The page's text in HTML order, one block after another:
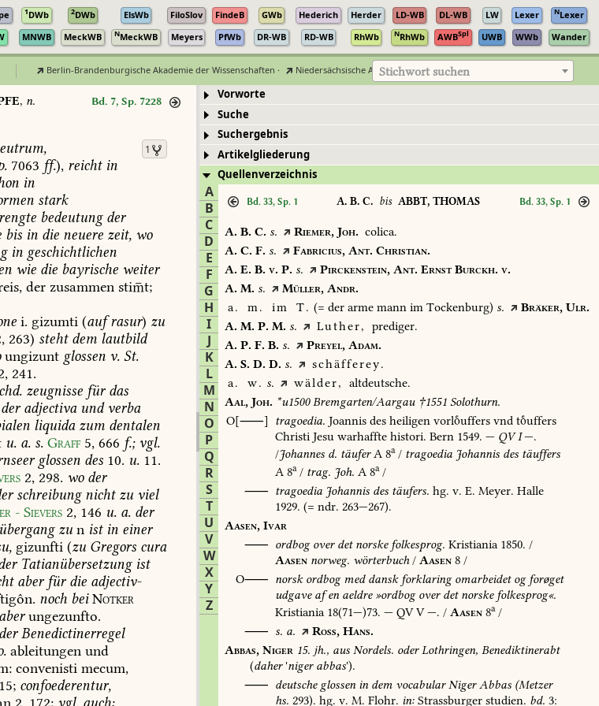
1DWb 2DWb ElsWb FiloSlov FindeB GWb Hederich Herder LD-WB DL-WB LW Lexer NLexer
MNWB MeckWB NMeckWB Meyers PfWb DR-WB RD-WB RhWb NRhWb AWBSpl UWB WWb Wander
Berlin-Brandenburgische Akademie der Wissenschaften · Niedersächsische Akademie der Wissenschaften zu Göttingen
Stichwort suchen
, n. Bd. 7, Sp. 7228
1
7063 ff.), reichtin
in
stark
bedeutungder
bis in die neuere zeit, wo
in geschichtlichen
wie die bayrische weiter
der zusammen stit;
i. gizumti (aufrasur) zu
263) stehtdem lautbild
ungizunt glossen v. St.
241.
zeugnisse fürdas
deradjectivaundverba
liquidazum dentalen
u. a. s. Graff 5, 666 f.;vgl.
glossen des 10. u. 11.
2, 298. woder
schreibungnichtzu viel
- Sievers 2, 146 u. a. der
zu n istin einer
gizunfti (zu Gregors cura
Tatianübersetzungist
aberfürdie adjectiv-
noch bei Notker
aberungezunfto.
Benedictinerregel
ableitungen und
convenisti mecum,
; confoederentur,
Vorworte
Suche
Suchergebnis
Artikelgliederung
Quellenverzeichnis
A
B
C
D
E
F
G
H
I
J
K
L
M
N
O
P
Q
R
S
T
U
V
W
X
Y
Z
Bd. 33, Sp. 1 A. B. C. bis ABBT, THOMAS Bd. 33, Sp. 1
A. B. C. s. Riemer, Joh. colica.
A. C. F. s. Fabricius, Ant. Christian.
A. E. B. v. P. s. Pirckenstein, Ant. ErnstBurckh. v.
A. M. s. Müller, Andr.
a.
m. im T. (= der arme mann im Tockenburg) s. Bräker, Ulr.
A. M. P. M. s. Luther,
prediger.
A. P. F. B. s. Preyel, Adam.
A. S. D. D. s.
schäfferey.
a.
w. s. wälder,
altdeutsche.
Aal, Joh. *u1500Bremgarten/Aargau†1551 Solothurn.
O[⸺]
tragoedia. Joannis des heiligen vorluffers vnd tuffers
Christi Jesu warhaffte histori. Bern 1549. — QVI—.
/Johannes d. täuferA 8a/ tragoedia Johannis des täuffers
A 8a/ trag. Joh. A 8a/
⸺ tragoedia Johannis des täufers. hg. v. E. Meyer. Halle
1929. (= ndr. 263—267).
Aasen, Ivar
⸺ ordbogoverdetnorskefolkesprog. Kristiania 1850. /
Aasen norweg. wörterbuch/ Aasen 8 /
O⸺ norskordbogmeddanskforklaringomarbeidetogforøget
udgaveafenaeldre»ordbogoverdetnorskefolkesprog«.
Kristiania 18(71—)73. — QVV—. / Aasen 8a/
⸺ s. a. Ross, Hans.
Abbas, Niger 15. jh., aus Nordels. oderLothringen, Benediktinerabt
(daher'nigerabbas').
⸺ deutscheglossenindem vocabularNigerAbbas (Metzer
hs. 293). hg. v. M. Flohr. in: Strassburger studien. bd. 3: